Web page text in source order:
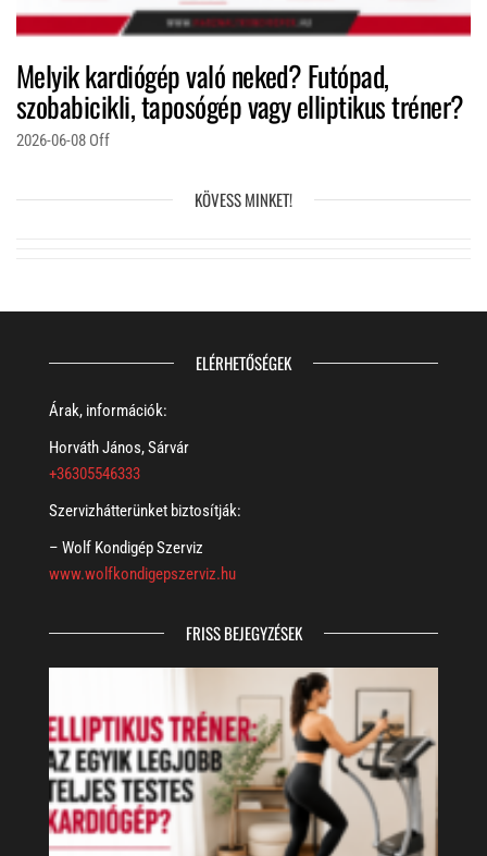
Melyik kardiógép való neked? Futópad,
szobabicikli, taposógép vagy elliptikus tréner?
2026-06-08 Off
KÖVESS MINKET!
ELÉRHETŐSÉGEK
Árak, információk:
Horváth János, Sárvár
+36305546333
Szervizhátterünket biztosítják:
– Wolf Kondigép Szerviz
www.wolfkondigepszerviz.hu
FRISS BEJEGYZÉSEK